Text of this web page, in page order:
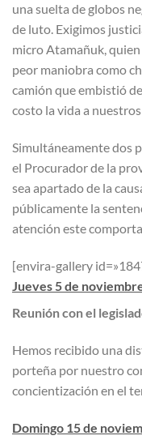
una suelta de globos
de luto. Exigimos
micro Atamañuk, quien
peor maniobra como
camión que embistió
costo la vida a
Simultáneamente dos
el Procurador de la
sea apartado de la
públicamente la
atención este
[envira-gallery
Jueves 5 de
Reunión con el
Hemos recibido una
porteña por nuestro
concientización en el
Domingo 15 de